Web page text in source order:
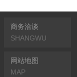
商务洽谈
SHANGWU
网站地图
MAP